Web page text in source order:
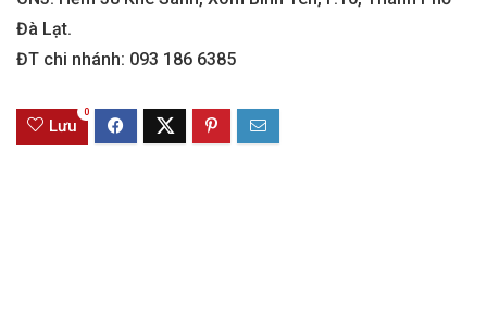
Đà Lạt.
ĐT chi nhánh: 093 186 6385
Lưu
0